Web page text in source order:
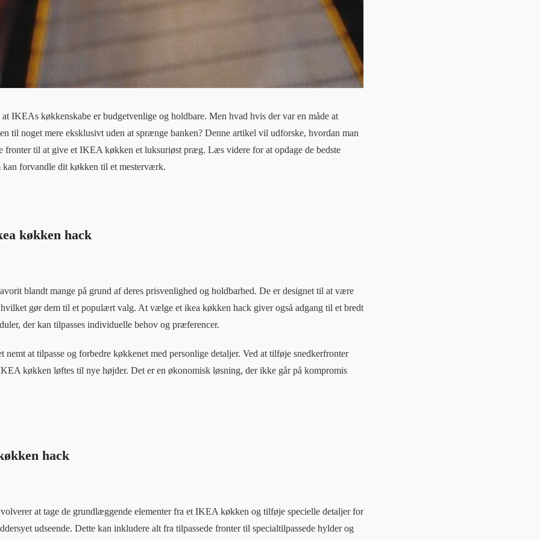
IKEAs køkkenskabe er budgetvenlige og holdbare. Men hvad hvis der var en måde at
til noget mere eksklusivt uden at sprænge banken? Denne artikel vil udforske, hvordan man
fronter til at give et IKEA køkken et luksuriøst præg. Læs videre for at opdage de bedste
kan forvandle dit køkken til et mesterværk.
køkken hack
blandt mange på grund af deres prisvenlighed og holdbarhed. De er designet til at være
gør dem til et populært valg. At vælge et ikea køkken hack giver også adgang til et bredt
der kan tilpasses individuelle behov og præferencer.
nemt at tilpasse og forbedre køkkenet med personlige detaljer. Ved at tilføje snedkerfronter
køkken løftes til nye højder. Det er en økonomisk løsning, der ikke går på kompromis
hack
at tage de grundlæggende elementer fra et IKEA køkken og tilføje specielle detaljer for
udseende. Dette kan inkludere alt fra tilpassede fronter til specialtilpassede hylder og